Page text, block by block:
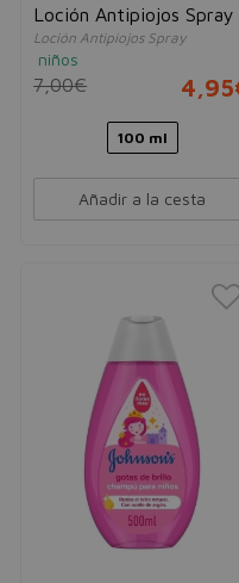
Loción Antipiojos Spray
Loción Antipiojos Spray
niños
7,00€
100 ml
Añadir a la cesta